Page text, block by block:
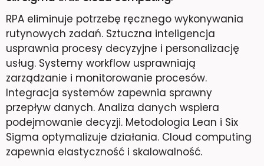
RPA eliminuje potrzebę ręcznego wykonywania
rutynowych zadań. Sztuczna inteligencja
usprawnia procesy decyzyjne i personalizację
usług. Systemy workflow usprawniają
zarządzanie i monitorowanie procesów.
Integracja systemów zapewnia sprawny
przepływ danych. Analiza danych wspiera
podejmowanie decyzji. Metodologia Lean i Six
Sigma optymalizuje działania. Cloud computing
zapewnia elastyczność i skalowalność.